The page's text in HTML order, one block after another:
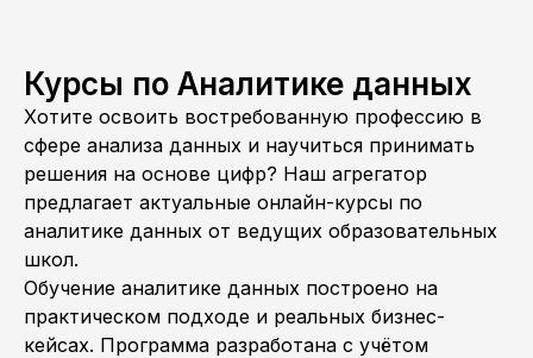
Курсы по Аналитике данных
Хотите освоить востребованную профессию в
сфере анализа данных и научиться принимать
решения на основе цифр? Наш агрегатор
предлагает актуальные онлайн-курсы по
аналитике данных от ведущих образовательных
школ.
Обучение аналитике данных построено на
практическом подходе и реальных бизнес-
кейсах. Программа разработана с учётом